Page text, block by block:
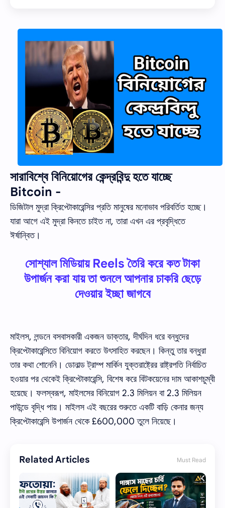
সারাবিশ্বে বিনিয়োগের কেন্দ্রবিন্দু হতে যাচ্ছে
Bitcoin -
ডিজিটাল মুদ্রা ক্রিপ্টোকারেন্সির প্রতি মানুষের মনোভাব পরিবর্তিত হচ্ছে।
যারা আগে এই মুদ্রা কিনতে চাইত না, তারা এখন এর প্রবৃদ্ধিতে
ঈর্ষান্বিত।
সোশ্যাল মিডিয়ায় Reels তৈরি করে কত টাকা
উপার্জন করা যায় তা শুনলে আপনার চাকরি ছেড়ে
দেওয়ার ইচ্ছা জাগবে
মাইলস, লন্ডনে বসবাসকারী একজন ডাক্তার, দীর্ঘদিন ধরে বন্ধুদের
ক্রিপ্টোকারেন্সিতে বিনিয়োগ করতে উৎসাহিত করছেন। কিন্তু তার বন্ধুরা
তার কথা শোনেনি। ডোনাল্ড ট্রাম্প মার্কিন যুক্তরাষ্ট্রের রাষ্ট্রপতি নির্বাচিত
হওয়ার পর থেকেই ক্রিপ্টোকারেন্সি, বিশেষ করে বিটকয়েনের দাম আকাশচুম্বী
হয়েছে। ফলস্বরূপ, মাইলসের বিনিয়োগ 2.3 মিলিয়ন বা 2.3 মিলিয়ন
পাউন্ডে বৃদ্ধি পায়। মাইলস এই বছরের শুরুতে একটি বাড়ি কেনার জন্য
ক্রিপ্টোকারেন্সি উপার্জন থেকে £600,000 তুলে নিয়েছে।
Related Articles Must Read